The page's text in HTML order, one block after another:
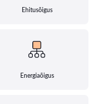
Ehitusõigus
Energiaõigus